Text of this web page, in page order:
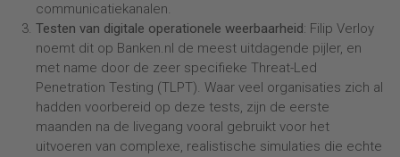
communicatiekanalen.
Testen van digitale operationele weerbaarheid: Filip Verloy
noemt dit op Banken.nl de meest uitdagende pijler, en
met name door de zeer specifieke Threat-Led
Penetration Testing (TLPT). Waar veel organisaties zich al
hadden voorbereid op deze tests, zijn de eerste
maanden na de livegang vooral gebruikt voor het
uitvoeren van complexe, realistische simulaties die echte